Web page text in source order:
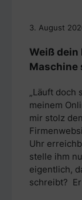
3. August
Weiß dein
Maschine
„Läuft
meinem
mir stolz
Uhr
stelle ihm
eigentlich,
schreibt?